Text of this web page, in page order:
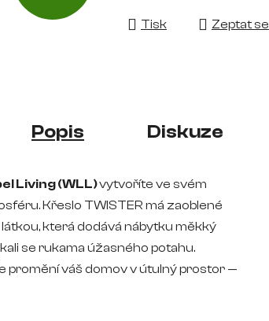
Tisk Zeptat se
Popis Diskuze
Living (WLL)vytvoříte ve svém
Křeslo TWISTER má zaoblené
která dodává nábytku měkký
se rukama úžasného potahu.
promění váš domov v útulný prostor —